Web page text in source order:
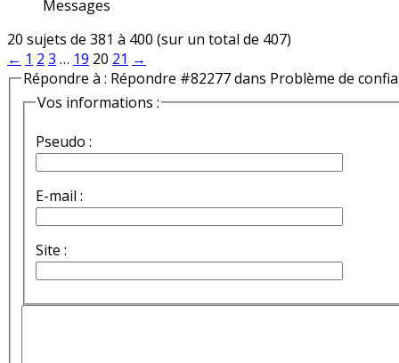
Messages
20 sujets de 381 à 400 (sur un total de 407)
← 1 2 3 … 19 20 21 →
Répondre à : Répondre #82277 dans Problème de
Vos informations :
Pseudo :
E-mail :
Site :